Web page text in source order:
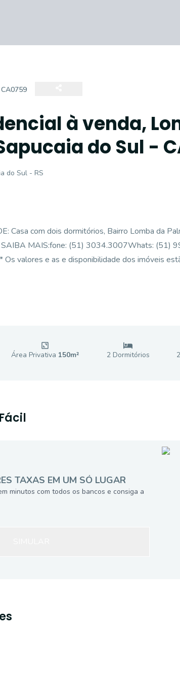
CA0759
à venda,
do Sul -
do Sul - RS
Casa com dois dormitórios, Bairro Lomba da
SAIBA MAIS:fone: (51) 3034.3007Whats: (51)
Os valores e as e disponibilidade dos imóveis
Área Privativa 150m² 2Dormitórios 2
TAXAS EM UM SÓ LUGAR
minutos com todos os bancos e consiga a